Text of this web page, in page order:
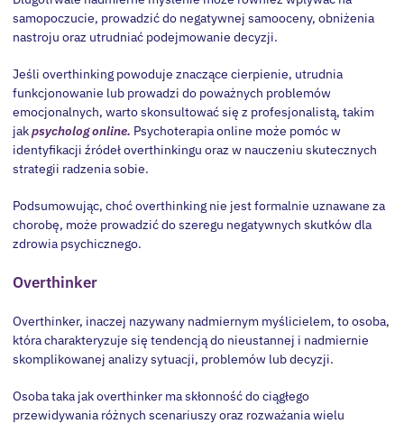
samopoczucie, prowadzić do negatywnej samooceny, obniżenia
nastroju oraz utrudniać podejmowanie decyzji.
Jeśli overthinking powoduje znaczące cierpienie, utrudnia
funkcjonowanie lub prowadzi do poważnych problemów
emocjonalnych, warto skonsultować się z profesjonalistą, takim
jakpsycholog online. Psychoterapia online może pomóc w
identyfikacji źródeł overthinkingu oraz w nauczeniu skutecznych
strategii radzenia sobie.
Podsumowując, choć overthinking nie jest formalnie uznawane za
chorobę, może prowadzić do szeregu negatywnych skutków dla
zdrowia psychicznego.
Overthinker
Overthinker, inaczej nazywany nadmiernym myślicielem, to osoba,
która charakteryzuje się tendencją do nieustannej i nadmiernie
skomplikowanej analizy sytuacji, problemów lub decyzji.
Osoba taka jak overthinker ma skłonność do ciągłego
przewidywania różnych scenariuszy oraz rozważania wielu